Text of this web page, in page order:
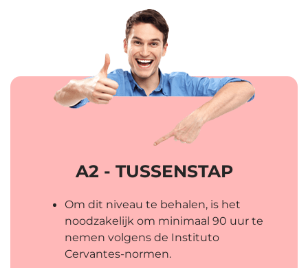
A2 - TUSSENSTAP
Om dit niveau te behalen, is het
noodzakelijk om minimaal 90 uur te
nemen volgens de Instituto
Cervantes-normen.